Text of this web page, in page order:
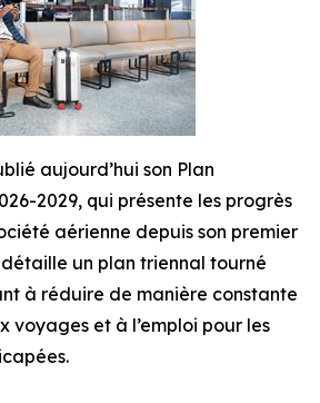
aujourd’hui son Plan
2029, qui présente les progrès
aérienne depuis son premier
détaille un plan triennal tourné
à réduire de manière constante
voyages et à l’emploi pour les